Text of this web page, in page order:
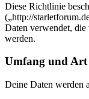
Diese Richtlinie
(„http://
Daten verwendet, die
werden.
Umfang und Art
Deine Daten werden